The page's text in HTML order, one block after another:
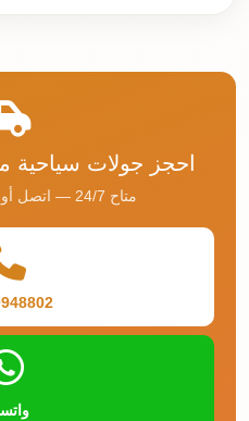
احجز جولات سياحية
متاح 24/7 — اتصل أو راسلنا على واتساب